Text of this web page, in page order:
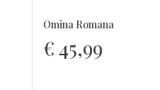
Omina Romana
€45,99